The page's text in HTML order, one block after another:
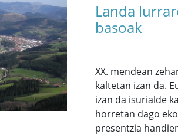
Landa
basoak
XX. mendean
kaltetan izan da.
izan da isurialde
horretan dago
presentzia